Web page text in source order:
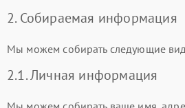
2. Собираемая информация
Мы можем собирать следующие
2.1. Личная информация